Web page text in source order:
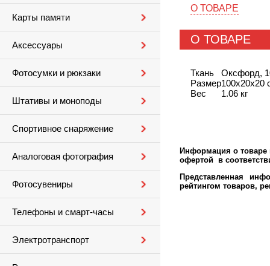
Карты памяти
Аксессуары
Фотосумки и рюкзаки
Штативы и моноподы
Спортивное снаряжение
Аналоговая фотография
Фотосувениры
Телефоны и смарт-часы
Электротранспорт
О ТОВАРЕ
О ТОВАРЕ
Ткань
Оксфорд,
Размер100х20х20
Вес
1.06 кг
Информация о товаре
офертой в
Представленная
рейтингом товаров,